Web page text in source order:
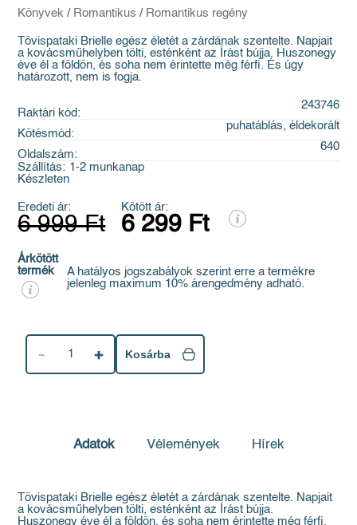
Könyvek / Romantikus / Romantikus regény
Tövispataki Brielle egész életét a zárdának szentelte. Napjait
a kovácsműhelyben tölti, esténként az Írást bújja. Huszonegy
éve él a földön, és soha nem érintette még férfi. És úgy
határozott, nem is fogja.
Raktári kód:
243746
Kötésmód:
puhatáblás, éldekorált
Oldalszám:
640
Szállítás: 1-2 munkanap
Készleten
Eredeti ár:
6 999 Ft
Kötött ár:
6 299 Ft
Árkötött
termék
A hatályos jogszabályok szerint erre a termékre
jelenleg maximum 10% árengedmény adható.
1 Kosárba
Adatok Vélemények Hírek
Tövispataki Brielle egész életét a zárdának szentelte. Napjait
a kovácsműhelyben tölti, esténként az Írást bújja.
Huszonegy éve él a földön, és soha nem érintette még férfi.